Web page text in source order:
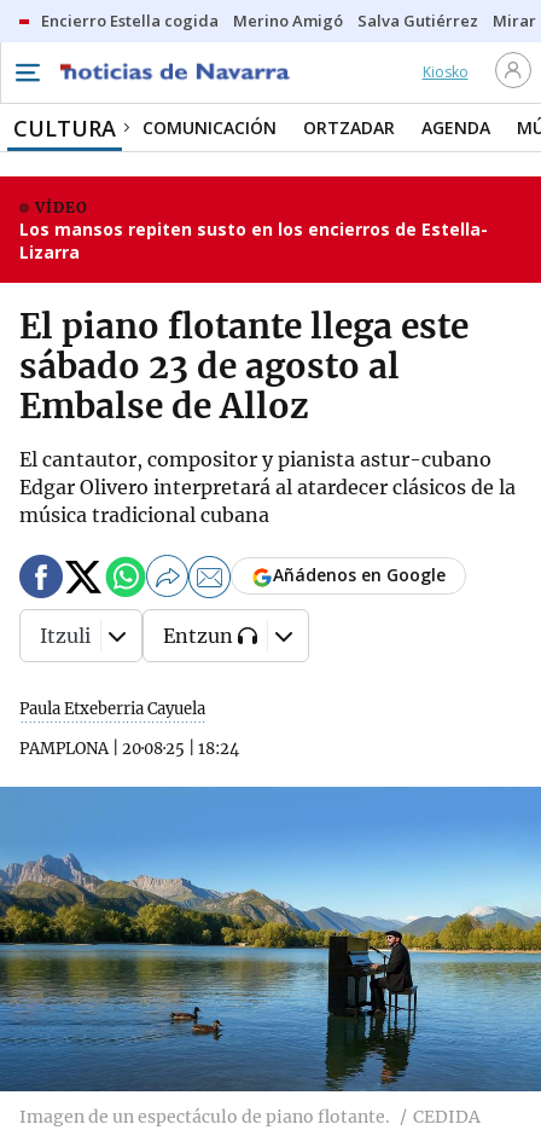
Encierro Estella cogida Merino Amigó Salva Gutiérrez Mirar
Kiosko
CULTURA COMUNICACIÓN ORTZADAR AGENDA
VÍDEO
Los mansos repiten susto en los encierros de Estella-
Lizarra
El piano flotante llega este
sábado 23 de agosto al
Embalse de Alloz
El cantautor, compositor y pianista astur-cubano
Edgar Olivero interpretará al atardecer clásicos de la
música tradicional cubana
Paula Etxeberria Cayuela
PAMPLONA| 20·08·25 18:24
Añádenos en Google
Itzuli Entzun
Imagen de un espectáculo de piano flotante. CEDIDA